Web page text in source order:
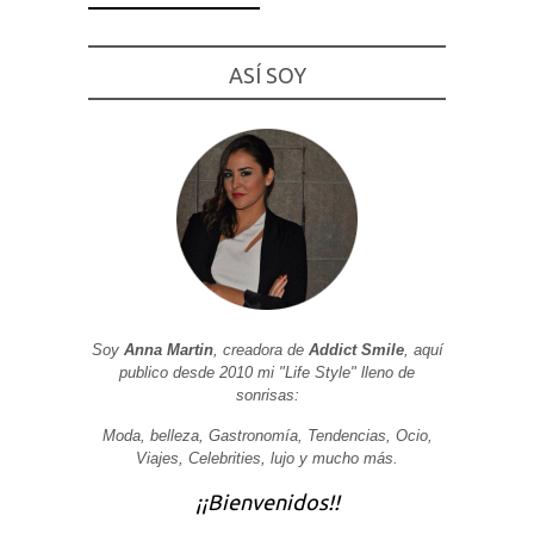
ASÍ SOY
Soy Anna Martin, creadora de Addict Smile, aquí
publico desde 2010 mi "Life Style" lleno de
sonrisas:
Moda, belleza, Gastronomía, Tendencias, Ocio,
Viajes, Celebrities, lujo y mucho más.
¡¡Bienvenidos!!
y estructura
de la web, en